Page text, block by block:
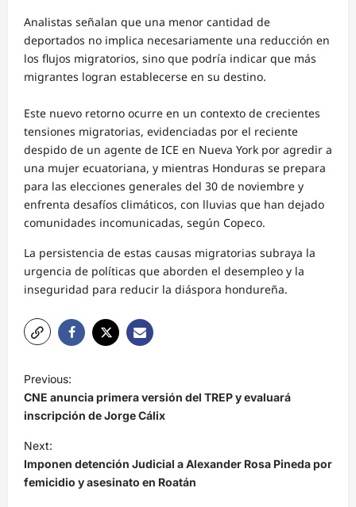
Analistas señalan que una menor cantidad de
deportados no implica necesariamente una reducción en
los flujos migratorios, sino que podría indicar que más
migrantes logran establecerse en su destino.
Este nuevo retorno ocurre en un contexto de crecientes
tensiones migratorias, evidenciadas por el reciente
despido de un agente de ICE en Nueva York por agredir a
una mujer ecuatoriana, y mientras Honduras se prepara
para las elecciones generales del 30 de noviembre y
enfrenta desafíos climáticos, con lluvias que han dejado
comunidades incomunicadas, según Copeco.
La persistencia de estas causas migratorias subraya la
urgencia de políticas que aborden el desempleo y la
inseguridad para reducir la diáspora hondureña.
a
v
e
g
a
Previous:
CNE anuncia primera versión del TREP y evaluará
inscripción de Jorge Cálix
Next:
Imponen detención Judicial a Alexander Rosa Pineda por
femicidio y asesinato en Roatán